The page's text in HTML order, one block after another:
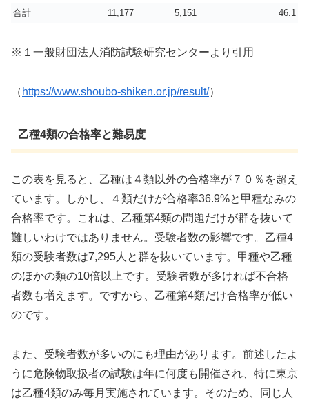
合計
11,177 5,151 46.1
※１一般財団法人消防試験研究センターより引用
（ https://www.shoubo-shiken.or.jp/result/）
乙種4類の合格率と難易度
この表を見ると、乙種は４類以外の合格率が７０％を超え
ています。しかし、４類だけが合格率36.9%と甲種なみの
合格率です。これは、乙種第4類の問題だけが群を抜いて
難しいわけではありません。受験者数の影響です。乙種4
類の受験者数は7,295人と群を抜いています。甲種や乙種
のほかの類の10倍以上です。受験者数が多ければ不合格
者数も増えます。ですから、乙種第4類だけ合格率が低い
のです。
また、受験者数が多いのにも理由があります。前述したよ
うに危険物取扱者の試験は年に何度も開催され、特に東京
は乙種4類のみ毎月実施されています。そのため、同じ人